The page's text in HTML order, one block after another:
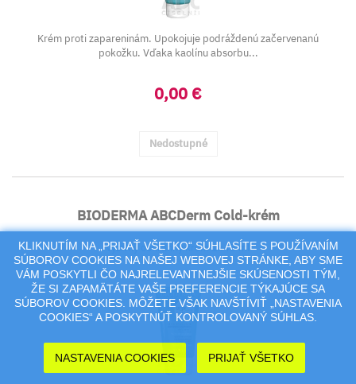
Krém proti zapareninám. Upokojuje podráždenú začervenanú
pokožku. Vďaka kaolínu absorbu...
0,00 €
Nedostupné
BIODERMA ABCDerm Cold-krém
výživný ochranný krém 1x45 ml
KLIKNUTÍM NA „PRIJAŤ VŠETKO“ SÚHLASÍTE S POUŽÍVANÍM
SÚBOROV COOKIES NA NAŠEJ WEBOVEJ STRÁNKE, ABY SME
VÁM POSKYTLI ČO NAJRELEVANTNEJŠIE SKÚSENOSTI TÝM,
ŽE SI ZAPAMÄTÁTE VAŠE PREFERENCIE TÝKAJÚCE SA
SÚBOROV COOKIES. MÔŽETE VŠAK NAVŠTÍVIŤ „NASTAVENIA
COOKIES“ A POSKYTNÚŤ KONTROLOVANÝ SÚHLAS.
NASTAVENIA COOKIES PRIJAŤ VŠETKO